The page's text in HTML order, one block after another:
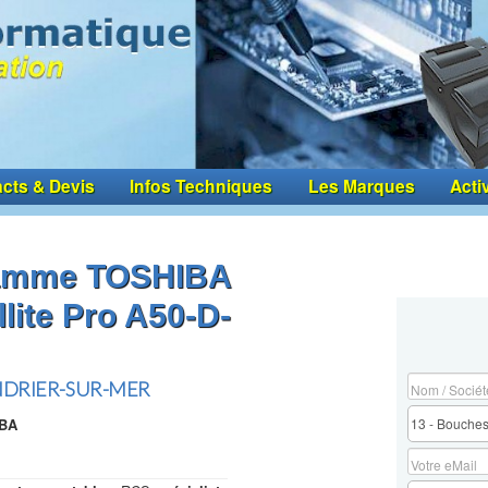
& Devis Infos Techniques Les Marques
TOSHIBA
Pro A50-D-
SUR-MER